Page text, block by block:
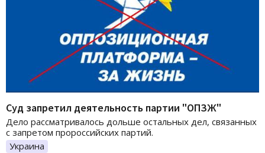
Суд запретил деятельность партии "ОПЗЖ"
Дело рассматривалось дольше остальных дел, связанных
с запретом пророссийских партий.
Украина